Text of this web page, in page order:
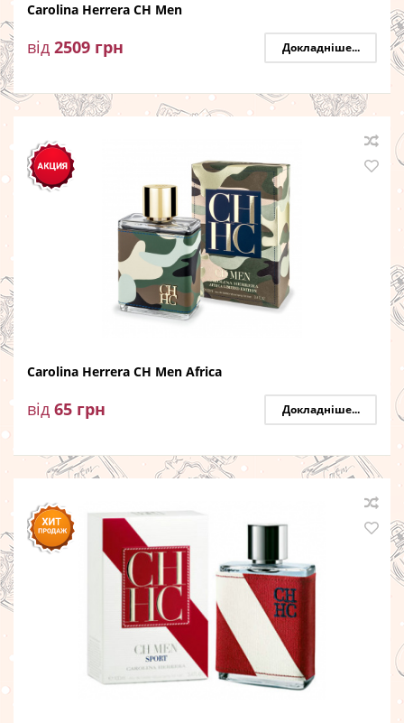
Carolina Herrera CH Men
від 2509 грн Докладніше...
Carolina Herrera CH Men Africa
від 65 грн Докладніше...